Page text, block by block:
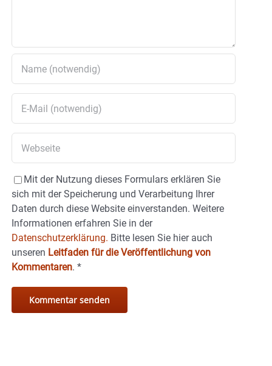
Mit der Nutzung dieses Formulars erklären Sie
sich mit der Speicherung und Verarbeitung Ihrer
Daten durch diese Website einverstanden. Weitere
Informationen erfahren Sie in der
Datenschutzerklärung. Bitte lesen Sie hier auch
unseren Leitfaden für die Veröffentlichung von
Kommentaren. *